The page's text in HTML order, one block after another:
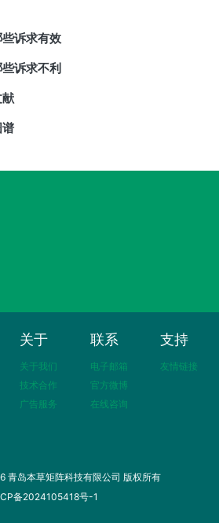
诉求有效
诉求不利
关于
关于我们
技术合作
广告服务
联系
电子邮箱
官方微博
在线咨询
支持
友情链接
岛本草矩阵科技有限公司 版权所有
备2024105418号-1